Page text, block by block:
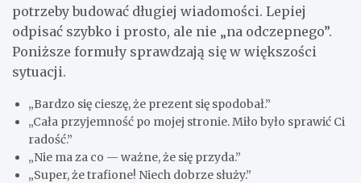
potrzeby budować długiej wiadomości. Lepiej
odpisać szybko i prosto, ale nie „na odczepnego”.
Poniższe formuły sprawdzają się w większości
sytuacji.
„Bardzo się cieszę, że prezent się spodobał.”
„Cała przyjemność po mojej stronie. Miło było sprawić Ci
radość.”
„Nie ma za co — ważne, że się przyda.”
„Super, że trafione! Niech dobrze służy.”